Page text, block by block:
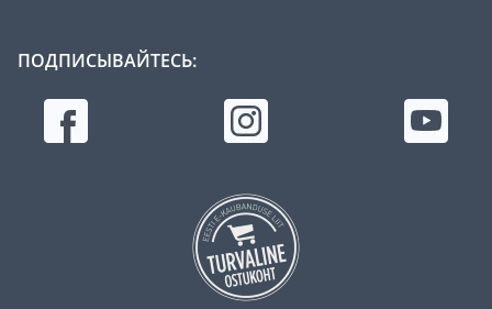
ПОДПИСЫВАЙТЕСЬ: